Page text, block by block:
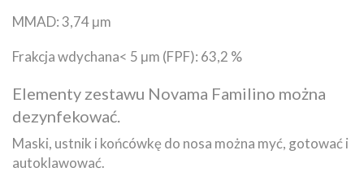
MMAD: 3,74 μm
Frakcja wdychana< 5 μm (FPF): 63,2 %
Elementy zestawu Novama Familino można
dezynfekować.
Maski, ustnik i końcówkę do nosa można myć, gotować i
autoklawować.